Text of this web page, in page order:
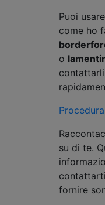
Puoi
come ho
o
su di te.
fornire